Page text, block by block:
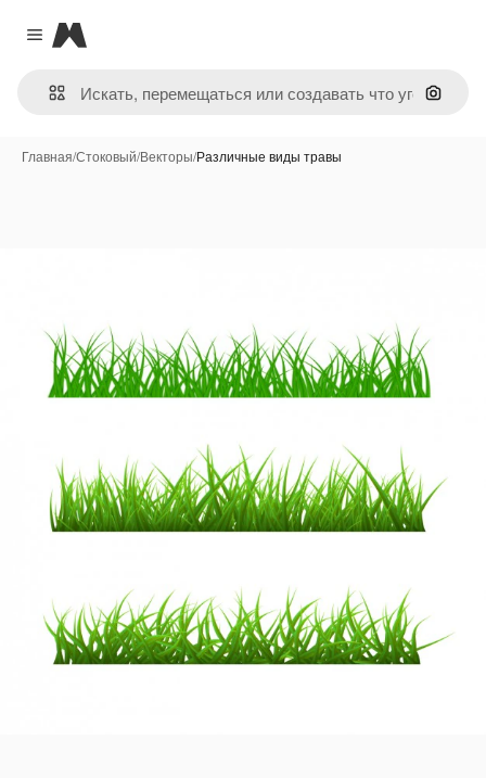
Close menu
Magnific
Поиск
Главная/Стоковый/Векторы/Различные виды травы